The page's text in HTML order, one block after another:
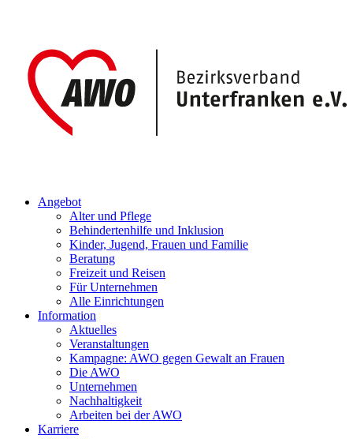
Angebot
Alter und Pflege
Behindertenhilfe und Inklusion
Kinder, Jugend, Frauen und Familie
Beratung
Freizeit und Reisen
Für Unternehmen
Alle Einrichtungen
Information
Aktuelles
Veranstaltungen
Kampagne: AWO gegen Gewalt an Frauen
Die AWO
Unternehmen
Nachhaltigkeit
Arbeiten bei der AWO
Karriere